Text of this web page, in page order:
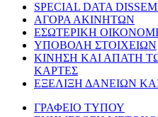
SPECIAL DATA
ΑΓΟΡΑ ΑΚΙΝΗΤΩΝ
ΕΣΩΤΕΡΙΚΗ
ΥΠΟΒΟΛΗ ΣΤΟΙΧΕΙΩΝ
ΚΙΝΗΣΗ ΚΑΙ ΑΠΑΤΗ
ΚΑΡΤΕΣ
ΕΞΕΛΙΞΗ ΔΑΝΕΙΩΝ
ΓΡΑΦΕΙΟ ΤΥΠΟΥ